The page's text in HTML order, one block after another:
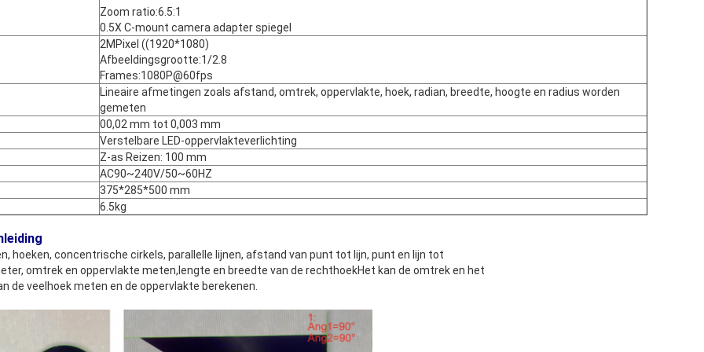
Zoom ratio:6.5:1
0.5X C-mount camera adapter spiegel
2MPixel ((1920*1080)
Afbeeldingsgrootte:1/2.8
Frames:1080P@60fps
Lineaire afmetingen zoals afstand, omtrek, oppervlakte, hoek, radian, breedte, hoogte en radius worden
gemeten
00,02 mm tot 0,003 mm
Verstelbare LED-oppervlakteverlichting
Z-as Reizen: 100 mm
AC90~240V/50~60HZ
375*285*500 mm
6.5kg
hoeken, concentrische cirkels, parallelle lijnen, afstand van punt tot lijn, punt en lijn tot
omtrek en oppervlakte meten,lengte en breedte van de rechthoekHet kan de omtrek en het
de veelhoek meten en de oppervlakte berekenen.